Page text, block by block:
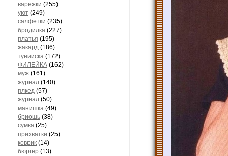
варежки (255)
уют (249)
салфетки (235)
бродилка (227)
платья (195)
жакард (186)
тунииска (172)
ФИЛЕЙКА (162)
муж (161)
журнал (140)
плкед (57)
журнал (50)
манишка (49)
бриошь (38)
сумка (25)
прихватки (25)
коврик (14)
бюргер (13)